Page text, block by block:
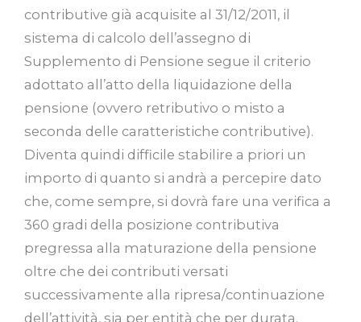
contributive già acquisite al 31/12/2011, il
sistema di calcolo dell’assegno di
Supplemento di Pensione segue il criterio
adottato all’atto della liquidazione della
pensione (ovvero retributivo o misto a
seconda delle caratteristiche contributive).
Diventa quindi difficile stabilire a priori un
importo di quanto si andrà a percepire dato
che, come sempre, si dovrà fare una verifica a
360 gradi della posizione contributiva
pregressa alla maturazione della pensione
oltre che dei contributi versati
successivamente alla ripresa/continuazione
dell’attività, sia per entità che per durata.